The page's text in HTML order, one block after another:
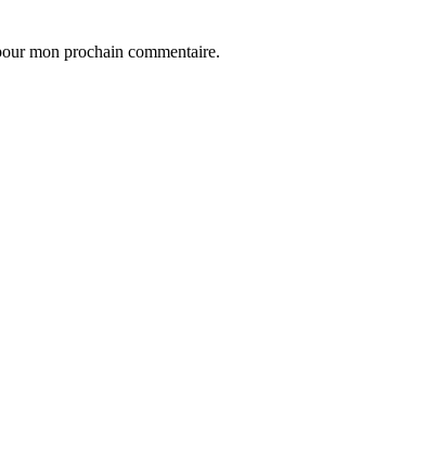
mon prochain commentaire.